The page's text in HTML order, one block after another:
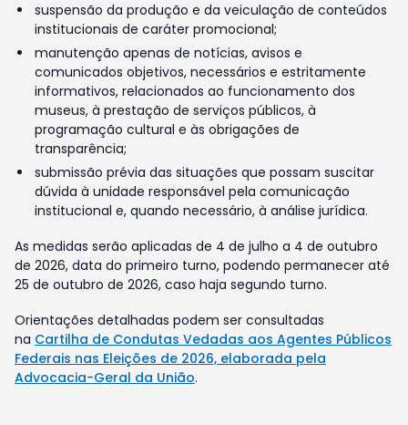
suspensão da produção e da veiculação de conteúdos
institucionais de caráter promocional;
manutenção apenas de notícias, avisos e
comunicados objetivos, necessários e estritamente
informativos, relacionados ao funcionamento dos
museus, à prestação de serviços públicos, à
programação cultural e às obrigações de
transparência;
submissão prévia das situações que possam suscitar
dúvida à unidade responsável pela comunicação
institucional e, quando necessário, à análise jurídica.
As medidas serão aplicadas de 4 de julho a 4 de outubro
de 2026, data do primeiro turno, podendo permanecer até
25 de outubro de 2026, caso haja segundo turno.
Orientações detalhadas podem ser consultadas
na Cartilha de Condutas Vedadas aos Agentes Públicos
Federais nas Eleições de 2026, elaborada pela
Advocacia-Geral da União.